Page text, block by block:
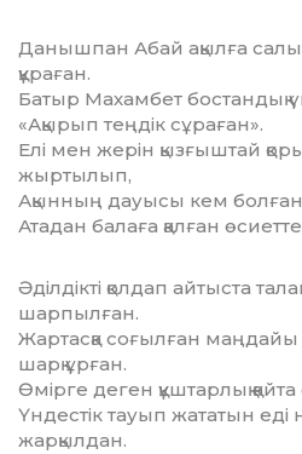
Данышпан Абай ақылға
құраған.
Батыр Махамбет бостандық
«Ақырып теңдік сұраған».
Елі мен жерін қызғыштай
жыртылып,
Ақынның дауысы кем болған
Атадан балаға қалған
Әділдікті қолдап айтыста
шарпылған.
Жартасқа соғылған маңдайы
шарқ ұрған.
Өмірге деген құштарлық
Үндестік тауып жататын еді
жарқылдан.